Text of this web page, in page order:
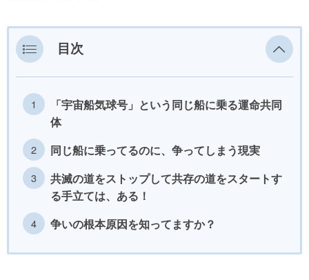
目次
「宇宙船気球号」という同じ船に乗る運命共同
体
同じ船に乗ってるのに、争ってしまう現実
共滅の道をストップして共存の道をスタートす
る手立ては、ある！
争いの根本原因を知ってますか？